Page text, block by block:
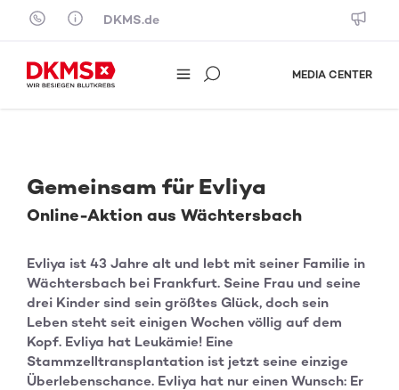
Skip to content
DKMS.de
MEDIA CENTER
Gemeinsam für Evliya
Online-Aktion aus Wächtersbach
Evliya ist 43 Jahre alt und lebt mit seiner Familie in
Wächtersbach bei Frankfurt. Seine Frau und seine
drei Kinder sind sein größtes Glück, doch sein
Leben steht seit einigen Wochen völlig auf dem
Kopf. Evliya hat Leukämie! Eine
Stammzelltransplantation ist jetzt seine einzige
Überlebenschance. Evliya hat nur einen Wunsch: Er